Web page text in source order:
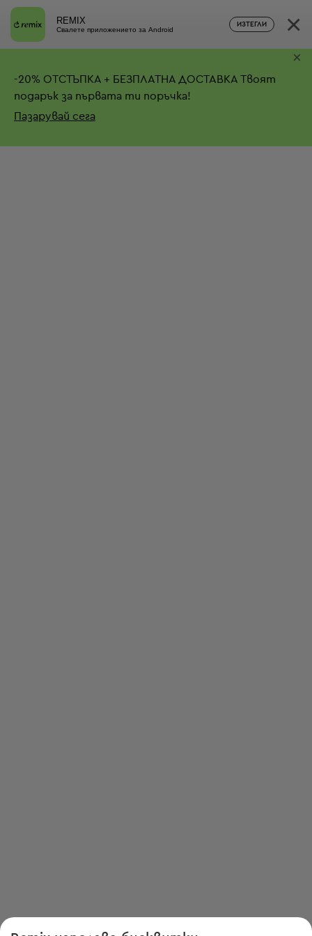
REMIX
Свалете приложението за Android
ИЗТЕГЛИ ×
-20% ОТСТЪПКА + БЕЗПЛАТНА ДОСТАВКА Твоят
подарък за първата ти поръчка!
Пазарувай сега
×